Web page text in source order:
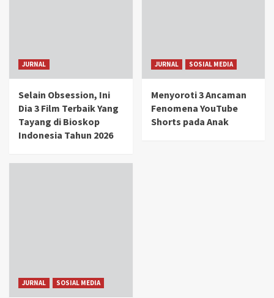
JURNAL
Selain Obsession, Ini
Dia 3 Film Terbaik Yang
Tayang di Bioskop
Indonesia Tahun 2026
JURNAL SOSIAL MEDIA
Menyoroti 3 Ancaman
Fenomena YouTube
Shorts pada Anak
JURNAL SOSIAL MEDIA